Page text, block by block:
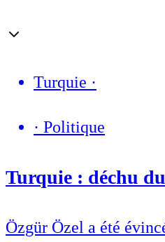
Turquie ·
· Politique
Turquie : déchu
Özgür Özel a été